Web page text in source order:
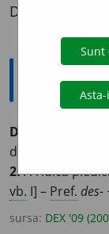
Definiția cu
DESPIEDIC
de la picioarele
2.A ridica
vb. I] – Pref. des-
sursa: DEX '09